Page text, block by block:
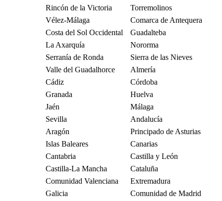
Rincón de la Victoria
Torremolinos
Vélez-Málaga
Comarca de Antequera
Costa del Sol Occidental
Guadalteba
La Axarquía
Nororma
Serranía de Ronda
Sierra de las Nieves
Valle del Guadalhorce
Almería
Cádiz
Córdoba
Granada
Huelva
Jaén
Málaga
Sevilla
Andalucía
Aragón
Principado de Asturias
Islas Baleares
Canarias
Cantabria
Castilla y León
Castilla-La Mancha
Cataluña
Comunidad Valenciana
Extremadura
Galicia
Comunidad de Madrid